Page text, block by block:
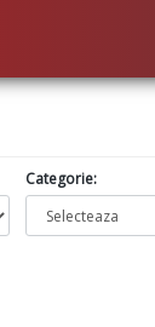
Categorie: